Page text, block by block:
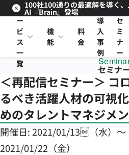
100社100通りの最適解を導く
AI『Brain』登場
サ
ー
ビ
ス
一
覧
機
能
料
金
導
入
事
例
セ
ミ
ナ
ー
セミナ
＜再配信セミナー＞ コ
るべき活躍人材の可視
めのタレントマネジメ
開催日: 2021/01/13（水）〜
2021/01/22（金）